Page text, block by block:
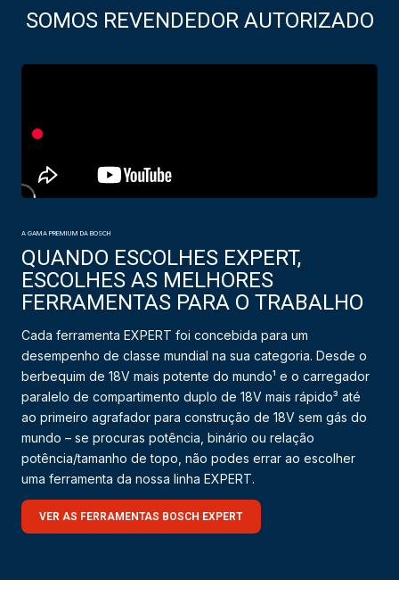
SOMOS REVENDEDOR AUTORIZADO
A GAMA PREMIUM DA BOSCH
QUANDO ESCOLHES EXPERT,
ESCOLHES AS MELHORES
FERRAMENTAS PARA O TRABALHO
Cada ferramenta EXPERT foi concebida para um
desempenho de classe mundial na sua categoria. Desde o
berbequim de 18V mais potente do mundo¹ e o carregador
paralelo de compartimento duplo de 18V mais rápido³ até
ao primeiro agrafador para construção de 18V sem gás do
mundo – se procuras potência, binário ou relação
potência/tamanho de topo, não podes errar ao escolher
uma ferramenta da nossa linha EXPERT.
VER AS FERRAMENTAS BOSCH EXPERT